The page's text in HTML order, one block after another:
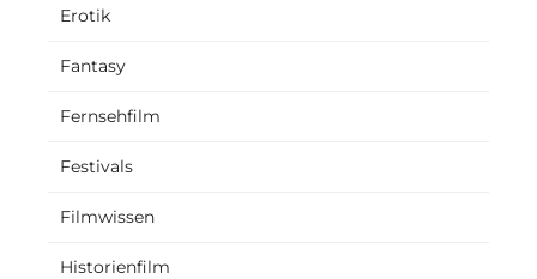
Erotik
Fantasy
Fernsehfilm
Festivals
Filmwissen
Historienfilm